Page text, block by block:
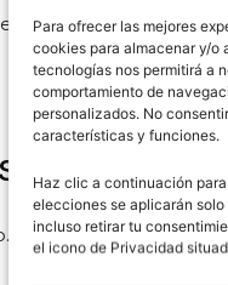
Para ofrecer las mejores
cookies para almacenar y/o
tecnologías nos permitirá a
comportamiento de
personalizados. No
características y funciones.
Haz clic a continuación
elecciones se aplicarán
incluso retirar tu
el icono de Privacidad
un ecosistema (de